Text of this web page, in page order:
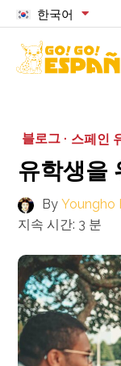
한국어
블로그 · 스페인
유학생을
By Youngho
지속 시간: 3 분